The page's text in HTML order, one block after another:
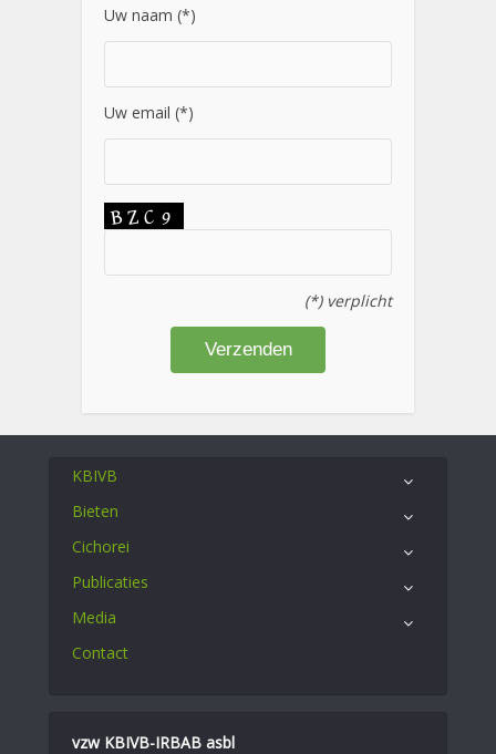
Uw naam (*)
Uw email (*)
(*) verplicht
KBIVB
Bieten
Cichorei
Publicaties
Media
Contact
vzw KBIVB-IRBAB asbl